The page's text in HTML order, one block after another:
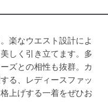
楽なウエスト設計によ
しく引き立てます。多
ズとの相性も抜群。カ
る、レディースファッ
上げする一着をぜひお